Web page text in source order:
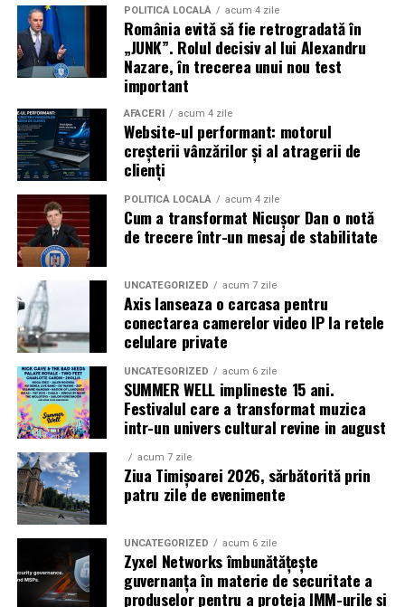
ActoriiVlad Gherman, Oana Gherman și Ioana
Ginghină
vin la întâlnirea cu publicul dinCinema City
Vivo! Pitești pe 17 februarie, de la 18:30și vor
participa la o discuție după proiecție, alături de
Paul Decu.
Caravana„În pielea mea”ajunge laCinema City
Shopping City Ploiești, pe 18 februarie,de la 18:30, la
proiecția specială introdusă de regizorul
alături de actoriiIoana State, Vlad și Oana Gherman,
Azaleea Necula și Gabriel Vatavu.
O comedie actuală și spumoasă, filmul
mea”
este distribuit de T.R.I.B.E. Films.
TRAILER:
https://bit.ly/InPieleaMea
Site oficial:
inpieleamea.ro
Mai multe detalii, imagini de la filmări, fragmente din
film, declarații din partea actorilor și informații despre
concursuri sunt disponibile pe paginile social media ale
filmului deFacebook,Instagram
Adrian Pădurețu semnează imaginea filmului. De sunet
s-a ocupat Bogdan Ivanovici, de scenografie Anca
Miron, iar de costume Francisca Vass.
„În Pielea Mea”este un film produs de: CB MOTION
PICTURES.
POLITICĂ LOCALĂ acum 4 zile
România evită să fie retrogradată în
„JUNK”. Rolul decisiv al lui Alexandru
Nazare, în trecerea unui nou test
important
AFACERI acum 4 zile
Website-ul performant: motorul
creșterii vânzărilor și al atragerii de
clienți
POLITICĂ LOCALĂ acum 4 zile
Cum a transformat Nicușor Dan o notă
de trecere într-un mesaj de stabilitate
UNCATEGORIZED acum 7 zile
Axis lanseaza o carcasa pentru
conectarea camerelor video IP la retele
celulare private
UNCATEGORIZED acum 6 zile
SUMMER WELL implineste 15 ani.
Festivalul care a transformat muzica
intr-un univers cultural revine in august
acum 7 zile
Ziua Timișoarei 2026, sărbătorită prin
patru zile de evenimente
UNCATEGORIZED acum 6 zile
Zyxel Networks îmbunătățește
guvernanța în materie de securitate a
produselor pentru a proteja IMM-urile și